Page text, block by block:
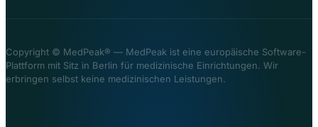
Copyright © MedPeak® — MedPeak ist eine europäische Software-
Plattform mit Sitz in Berlin für medizinische Einrichtungen. Wir
erbringen selbst keine medizinischen Leistungen.